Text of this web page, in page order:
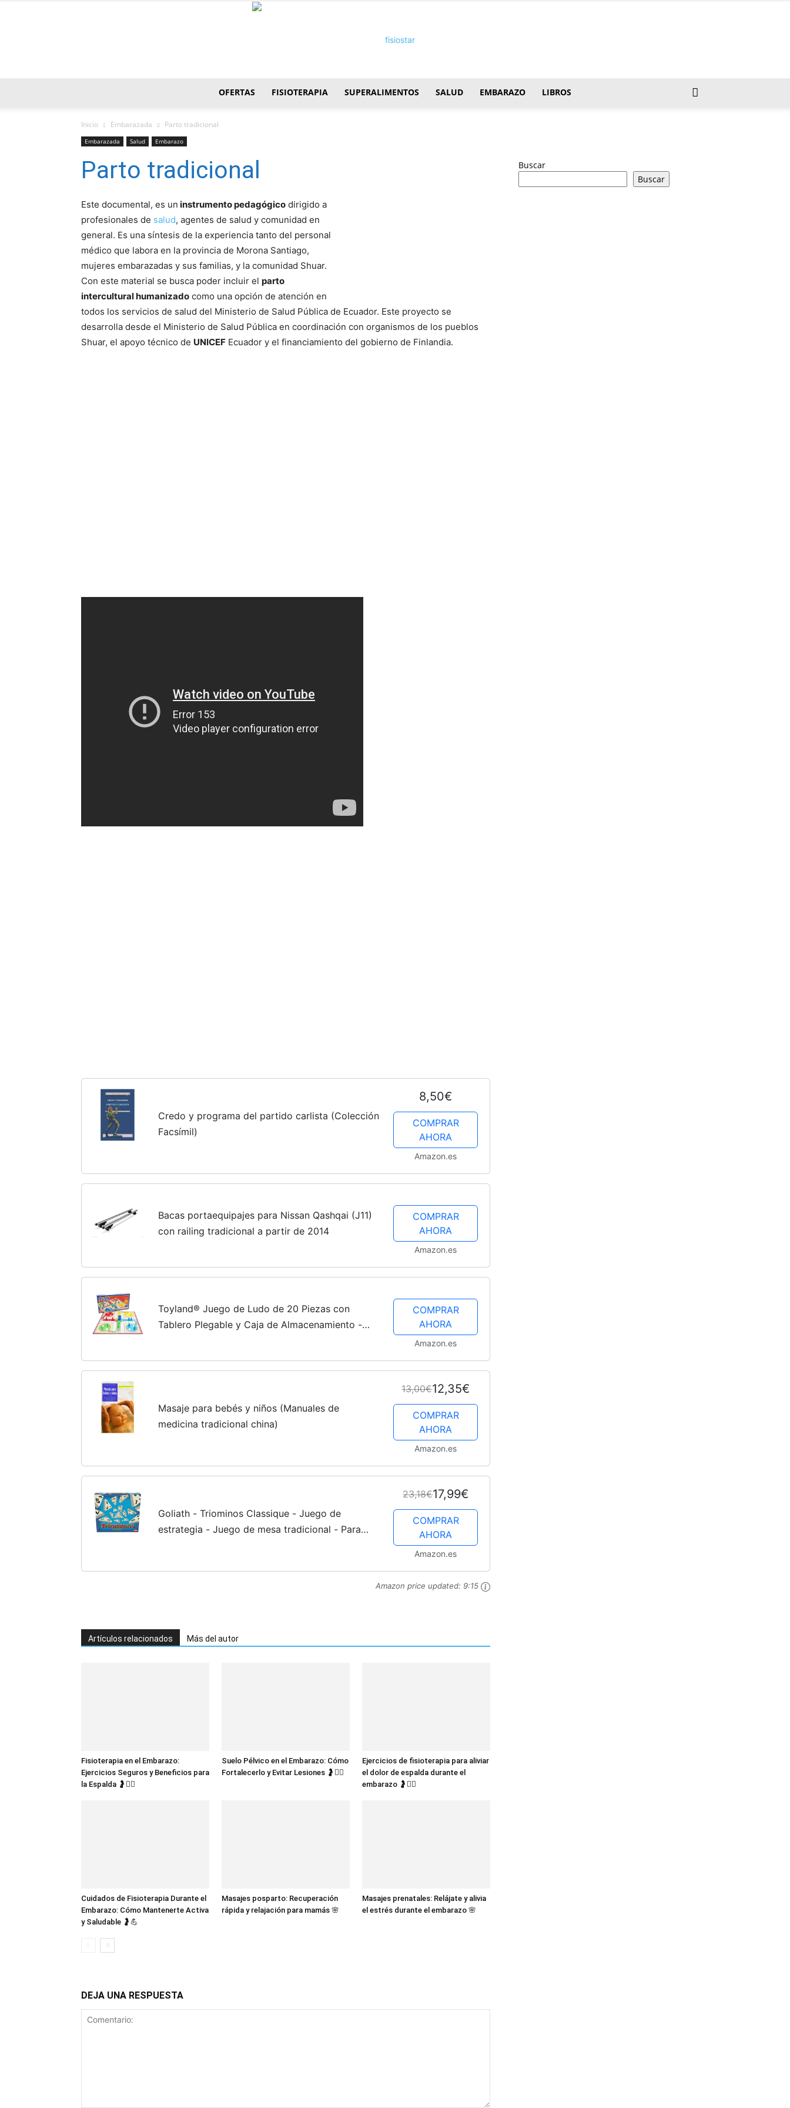
OFERTAS FISIOTERAPIA SUPERALIMENTOS SALUD EMBARAZO LIBROS
Inicio Embarazada Parto tradicional
Embarazada Salud Embarazo
Parto tradicional
Este documental, es un instrumento pedagógico dirigido a
profesionales de salud, agentes de salud y comunidad en
general. Es una sí­ntesis de la experiencia tanto del personal
médico que labora en la provincia de Morona Santiago,
mujeres embarazadas y sus familias, y la comunidad Shuar.
Con este material se busca poder incluir el parto
intercultural humanizado como una opción de atención en
todos los servicios de salud del Ministerio de Salud Pública de Ecuador. Este proyecto se
desarrolla desde el Ministerio de Salud Pública en coordinación con organismos de los pueblos
Shuar, el apoyo técnico de UNICEF Ecuador y el financiamiento del gobierno de Finlandia.
Credo y programa del partido carlista (Colección
Facsímil)
8,50€
COMPRAR
AHORA
Amazon.es
Bacas portaequipajes para Nissan Qashqai (J11)
con railing tradicional a partir de 2014
COMPRAR
AHORA
Amazon.es
Toyland® Juego de Ludo de 20 Piezas con
Tablero Plegable y Caja de Almacenamiento -
COMPRAR
AHORA
Amazon.es
Masaje para bebés y niños (Manuales de
medicina tradicional china)
13,00€12,35€
COMPRAR
AHORA
Amazon.es
Goliath - Triominos Classique - Juego de
estrategia - Juego de mesa tradicional - Para
23,18€17,99€
COMPRAR
AHORA
Amazon.es
Amazon price updated: 9:15
Artículos relacionados Más del autor
Fisioterapia en el Embarazo:
Ejercicios Seguros y Beneficios para
la Espalda 🤰💆‍♀️
Suelo Pélvico en el Embarazo: Cómo
Fortalecerlo y Evitar Lesiones 🤰🧘‍♀️
Ejercicios de fisioterapia para aliviar
el dolor de espalda durante el
embarazo 🤰🧘‍♀️
Cuidados de Fisioterapia Durante el
Embarazo: Cómo Mantenerte Activa
y Saludable 🤰💪
Masajes posparto: Recuperación
rápida y relajación para mamás 🌸
Masajes prenatales: Relájate y alivia
el estrés durante el embarazo 🌸
DEJA UNA RESPUESTA
Buscar
Buscar